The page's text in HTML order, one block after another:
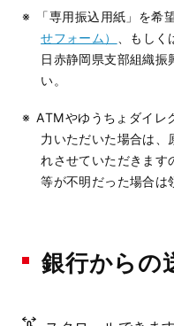
「専用振込用紙」を希
せフォーム） 、もしく
日赤静岡県支部組織振
い。
ATMやゆうちょダイレ
力いただいた場合は、
れさせていただきます
等が不明だった場合は
銀行からの